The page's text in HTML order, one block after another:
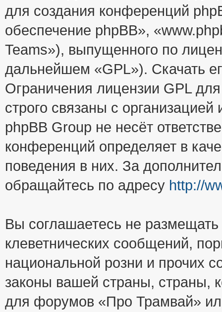
для создания конференций
обеспечение phpBB»,
Teams»), выпущенного по
дальнейшем «GPL»). Скачать
Ограничения лицензии GPL
строго связаны с
phpBB Group не несёт
конференций определяет в
поведения в них. За
обращайтесь по адресу http://
Вы соглашаетесь не
клеветнических сообщений,
национальной розни и прочих
законы вашей страны, страны,
для форумов «Про Трамвай»